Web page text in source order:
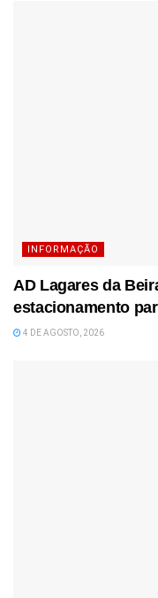
INFORMAÇÃO
AD Lagares da
estacionamento
4 DE AGOSTO, 2026